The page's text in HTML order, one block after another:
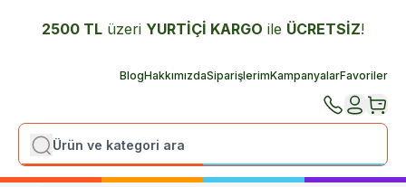
2500 TL üzeri YURTİÇİ KARGO ile ÜCRETSİZ!
BlogHakkımızdaSiparişlerimKampanyalarFavoriler